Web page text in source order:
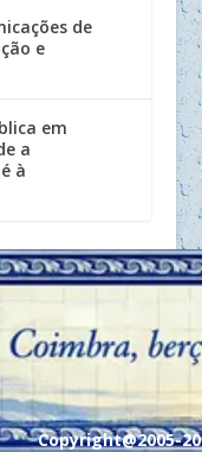
de
e
em
a
à
Copyright@2005-